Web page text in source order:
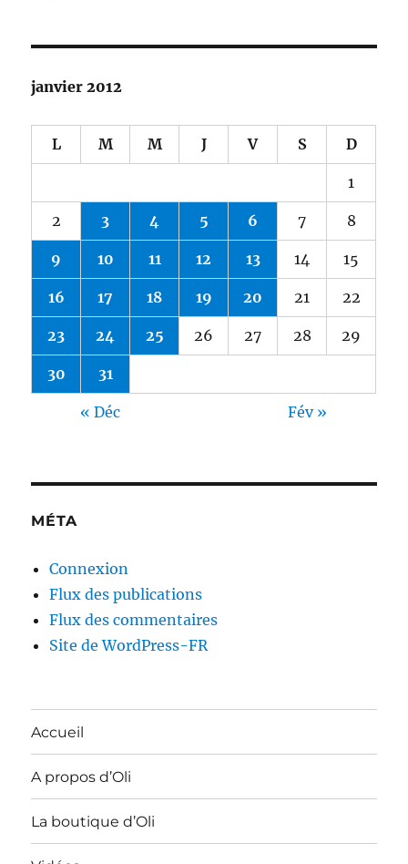
janvier 2012
L M M J V S D
1
2 3 4 5 6 7 8
9 10 11 12 13 14 15
16 17 18 19 20 21 22
23 24 25 26 27 28 29
30 31
« Déc Fév »
MÉTA
Connexion
Flux des publications
Flux des commentaires
Site de WordPress-FR
Accueil
A propos d’Oli
La boutique d’Oli